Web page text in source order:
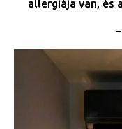
allergiája van, és